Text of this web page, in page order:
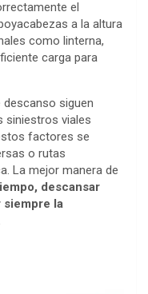
el
a la altura
como linterna,
carga para
descanso siguen
siniestros viales
factores se
o rutas
La mejor manera de
descansar
siempre la